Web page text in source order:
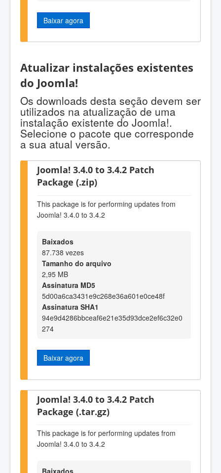
Baixar agora
Atualizar instalações existentes
do Joomla!
Os downloads desta seção devem ser
utilizados na atualização de uma
instalação existente do Joomla!.
Selecione o pacote que corresponde
a sua atual versão.
Joomla! 3.4.0 to 3.4.2 Patch
Package (.zip)
This package is for performing updates from
Joomla! 3.4.0 to 3.4.2
Baixados
87.738 vezes
Tamanho do arquivo
2,95 MB
Assinatura MD5
5d00a6ca3431e9c268e36a601e0ce48f
Assinatura SHA1
94e9d4286bbceaf6e21e35d93dce2ef6c32e0
274
Baixar agora
Joomla! 3.4.0 to 3.4.2 Patch
Package (.tar.gz)
This package is for performing updates from
Joomla! 3.4.0 to 3.4.2
Baixados